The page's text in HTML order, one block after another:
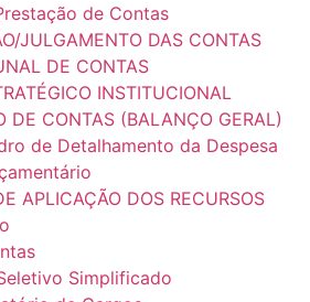
de Contas
JULGAMENTO DAS CONTAS
DE CONTAS
INSTITUCIONAL
DE CONTAS (BALANÇO GERAL)
de Detalhamento da Despesa
APLICAÇÃO DOS RECURSOS
Simplificado